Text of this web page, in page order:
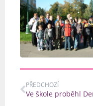
PŘEDCHOZÍ